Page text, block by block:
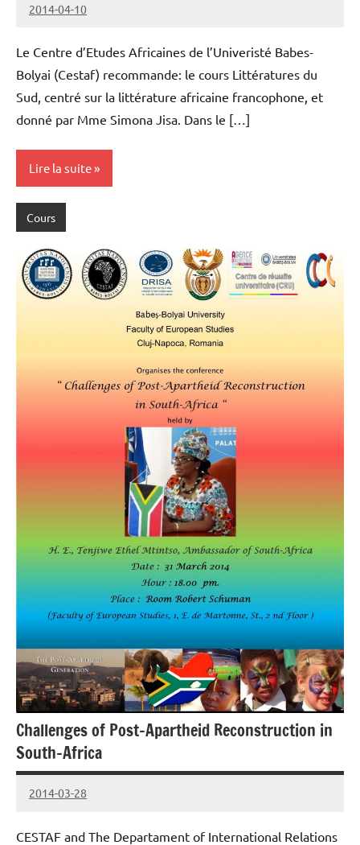
2014-04-10
cestaf
Le Centre d’Etudes Africaines de l’Univeristé Babes-
Bolyai (Cestaf) recommande: le cours Littératures du
Sud, centré sur la littérature africaine francophone, et
donné par Mme Simona Jisa. Dans le […]
Lire la suite
Cours
Challenges of Post-Apartheid Reconstruction in
South-Africa
2014-03-28
cestaf
CESTAF and The Departament of International Relations